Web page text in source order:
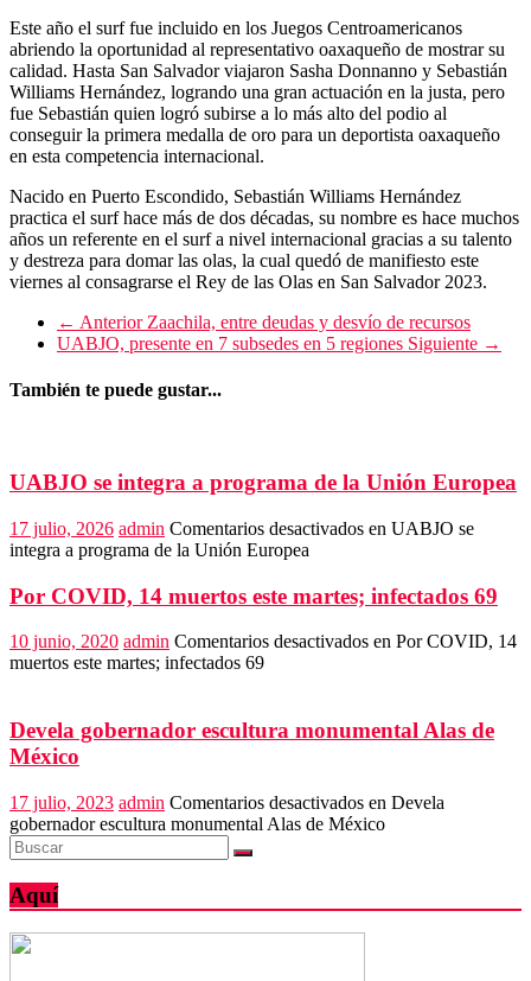
Este año el surf fue incluido en los Juegos Centroamericanos
abriendo la oportunidad al representativo oaxaqueño de mostrar su
calidad. Hasta San Salvador viajaron Sasha Donnanno y Sebastián
Williams Hernández, logrando una gran actuación en la justa, pero
fue Sebastián quien logró subirse a lo más alto del podio al
conseguir la primera medalla de oro para un deportista oaxaqueño
en esta competencia internacional.
Nacido en Puerto Escondido, Sebastián Williams Hernández
practica el surf hace más de dos décadas, su nombre es hace muchos
años un referente en el surf a nivel internacional gracias a su talento
y destreza para domar las olas, la cual quedó de manifiesto este
viernes al consagrarse el Rey de las Olas en San Salvador 2023.
← AnteriorZaachila, entre deudas y desvío de recursos
UABJO, presente en 7 subsedes en 5 regiones Siguiente →
También te puede gustar...
UABJO se integra a programa de la Unión Europea
17 julio, 2026 admin Comentarios desactivados en UABJO se
integra a programa de la Unión Europea
Por COVID, 14 muertos este martes; infectados 69
10 junio, 2020 admin Comentarios desactivados en Por COVID, 14
muertos este martes; infectados 69
Devela gobernador escultura monumental Alas de
México
17 julio, 2023 admin Comentarios desactivados en Devela
gobernador escultura monumental Alas de México
Aquí